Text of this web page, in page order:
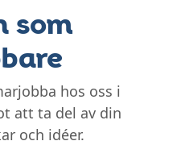
som
hos oss i
att ta del av din
och idéer.